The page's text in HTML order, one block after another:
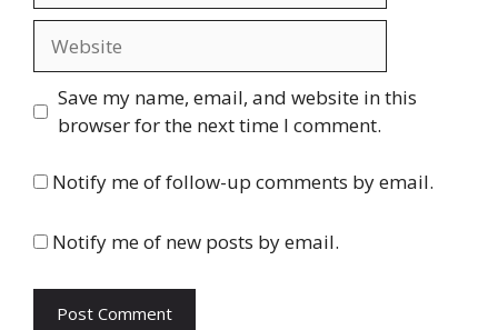
Save my name, email, and website in this
browser for the next time I comment.
Notify me of follow-up comments by email.
Notify me of new posts by email.